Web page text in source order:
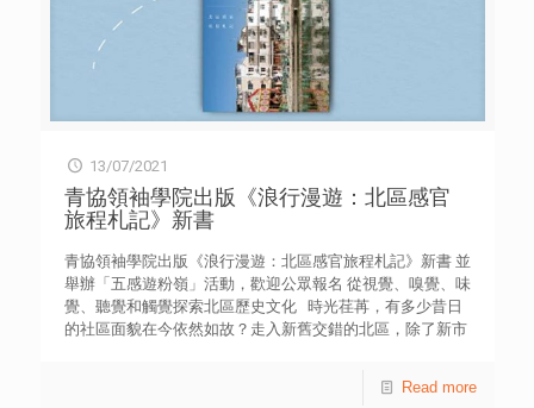
13/07/2021
青協領袖學院出版《浪行漫遊：北區感官
旅程札記》新書
青協領袖學院出版《浪行漫遊：北區感官旅程札記》新書 並
舉辦「五感遊粉嶺」活動，歡迎公眾報名 從視覺、嗅覺、味
覺、聽覺和觸覺探索北區歷史文化 時光荏苒，有多少昔日
的社區面貌在今依然如故？走入新舊交錯的北區，除了新市
價值的前粉嶺裁判法院，結合古蹟保育與領袖人才培育；一
Read more